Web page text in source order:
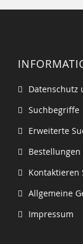
Datenschutz
Suchbegriffe
Erweiterte
Kontaktieren
Allgemeine
Impressum